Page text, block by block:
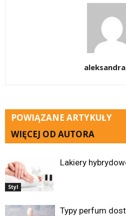
POWIĄZANE ARTYKUŁY
WIĘCEJ OD AUTORA
Styl
Lakiery
Typy perfum